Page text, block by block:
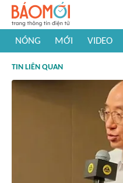
NÓNG MỚI VIDEO
#Khám phá thế giới
TIN LIÊN QUAN